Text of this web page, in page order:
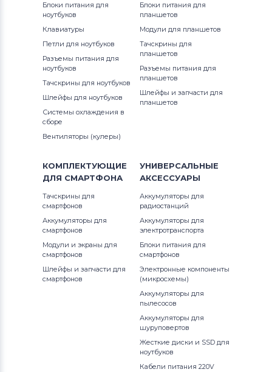
Блоки питания для
ноутбуков
Клавиатуры
Петли для ноутбуков
Разъемы питания для
ноутбуков
Тачскрины для ноутбуков
Шлейфы для ноутбуков
Системы охлаждения в
сборе
Вентиляторы (кулеры)
Блоки питания для
планшетов
Модули для планшетов
Тачскрины для
планшетов
Разъемы питания для
планшетов
Шлейфы и запчасти для
планшетов
КОМПЛЕКТУЮЩИЕ
ДЛЯ СМАРТФОНА
Тачскрины для
смартфонов
Аккумуляторы для
смартфонов
Модули и экраны для
смартфонов
Шлейфы и запчасти для
смартфонов
УНИВЕРСАЛЬНЫЕ
АКСЕССУАРЫ
Аккумуляторы для
радиостанций
Аккумуляторы для
электротранспорта
Блоки питания для
смартфонов
Электронные компоненты
(микросхемы)
Аккумуляторы для
пылесосов
Аккумуляторы для
шуруповертов
Жесткие диски и SSD для
ноутбуков
Кабели питания 220V